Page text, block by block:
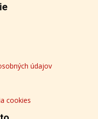
údajov
cookies